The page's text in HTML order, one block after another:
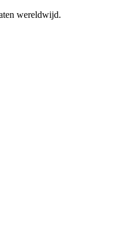
wereldwijd.